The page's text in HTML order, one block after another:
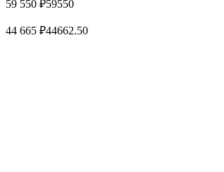
59 550 ₽59550
44 665 ₽44662.50